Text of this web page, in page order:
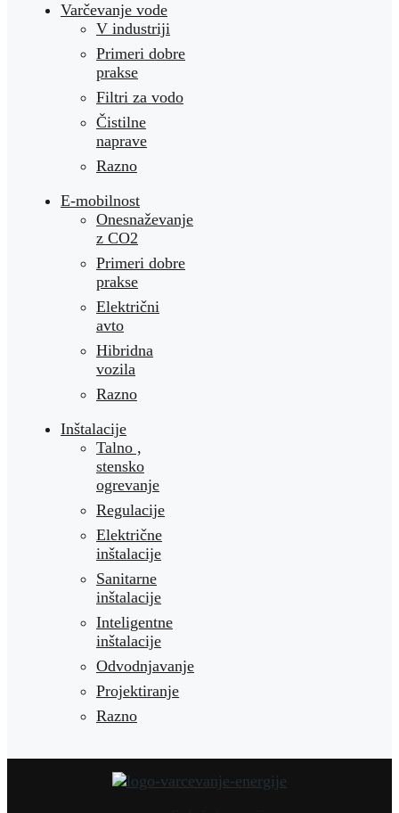
Varčevanje vode
V industriji
Primeri dobre
prakse
Filtri za vodo
Čistilne
naprave
Razno
E-mobilnost
Onesnaževanje
z CO2
Primeri dobre
prakse
Električni
avto
Hibridna
vozila
Razno
Inštalacije
Talno ,
stensko
ogrevanje
Regulacije
Električne
inštalacije
Sanitarne
inštalacije
Inteligentne
inštalacije
Odvodnjavanje
Projektiranje
Razno